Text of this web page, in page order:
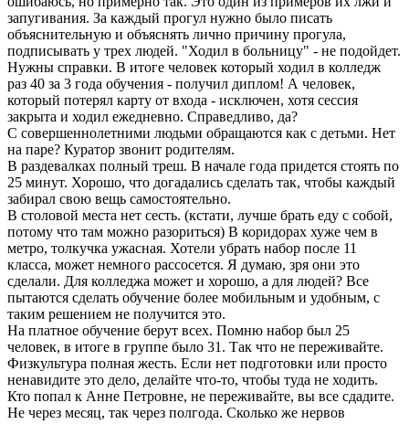
запугивания. За каждый прогул нужно было писать
объяснительную и объяснять лично причину прогула,
подписывать у трех людей. "Ходил в больницу" - не подойдет.
Нужны справки. В итоге человек который ходил в колледж
раз 40 за 3 года обучения - получил диплом! А человек,
который потерял карту от входа - исключен, хотя сессия
закрыта и ходил ежедневно. Справедливо, да?
С совершеннолетними людьми обращаются как с детьми. Нет
на паре? Куратор звонит родителям.
В раздевалках полный треш. В начале года придется стоять по
25 минут. Хорошо, что догадались сделать так, чтобы каждый
забирал свою вещь самостоятельно.
В столовой места нет сесть. (кстати, лучше брать еду с собой,
потому что там можно разориться) В коридорах хуже чем в
метро, толкучка ужасная. Хотели убрать набор после 11
класса, может немного рассосется. Я думаю, зря они это
сделали. Для колледжа может и хорошо, а для людей? Все
пытаются сделать обучение более мобильным и удобным, с
таким решением не получится это.
На платное обучение берут всех. Помню набор был 25
человек, в итоге в группе было 31. Так что не переживайте.
Физкультура полная жесть. Если нет подготовки или просто
ненавидите это дело, делайте что-то, чтобы туда не ходить.
Кто попал к Анне Петровне, не переживайте, вы все сдадите.
Не через месяц, так через полгода. Сколько же нервов